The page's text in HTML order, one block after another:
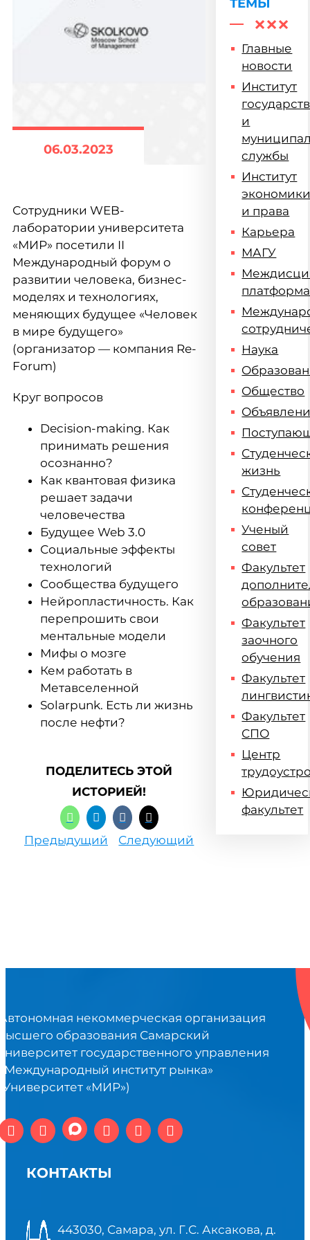
06.03.2023
Сотрудники WEB-
лаборатории университета
«МИР» посетили II
Международный форум о
развитии человека, бизнес-
моделях и технологиях,
меняющих будущее «Человек
в мире будущего»
(организатор — компания Re-
Forum)
Круг вопросов
Decision-making. Как
принимать решения
осознанно?
Как квантовая физика
решает задачи
человечества
Будущее Web 3.0
Социальные эффекты
технологий
Сообщества будущего
Нейропластичность. Как
перепрошить свои
ментальные модели
Мифы о мозге
Кем работать в
Метавселенной
Solarpunk. Есть ли жизнь
после нефти?
ПОДЕЛИТЕСЬ ЭТОЙ
ИСТОРИЕЙ!
Предыдущий Следующий
ТЕМЫ
Главные
новости
Институт
и
службы
Институт
и права
Карьера
МАГУ
платформа
Наука
Общество
жизнь
Ученый
совет
Факультет
Факультет
заочного
обучения
Факультет
Факультет
СПО
Центр
факультет
некоммерческая организация
образования Самарский
государственного управления
институт рынка»
«МИР»)
КОНТАКТЫ
443030, Самара, ул. Г.С. Аксакова, д.